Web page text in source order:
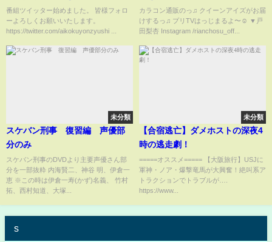
わかるわけがない、マリオもド
ラえもんも出ない閉会式④【銃
士】8/11(水)
番組ツイッター始めました。 皆様フォロ
ーよろしくお願いいたします。
https://twitter.com/aikokuyonzyushi ...
カラコン通販のっ♫ クイーンアイズがお届
けするっ♫ プリTVはっじまるよ〜☺️ ▼戸
田梨杏 Instagram /rianchosu_off...
未分類
スケバン刑事 復習編 声優部
分のみ
スケバン刑事のDVDより主要声優さん部
分を一部抜粋 内海賢二、神谷 明、伊倉一
恵 ※この時は伊倉一寿(かず)名義、 竹村
拓、西村知道、大塚...
未分類
【合宿逃亡】ダメホストの深夜4
時の逃走劇！
=====オススメ===== 【大阪旅行】USJに
軍神・ノア・爆撃竜馬が大興奮！絶叫系ア
トラクションでトラブルが….
https://www...
s